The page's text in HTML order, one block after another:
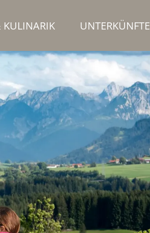
KULINARIK UNTERKÜNFTE